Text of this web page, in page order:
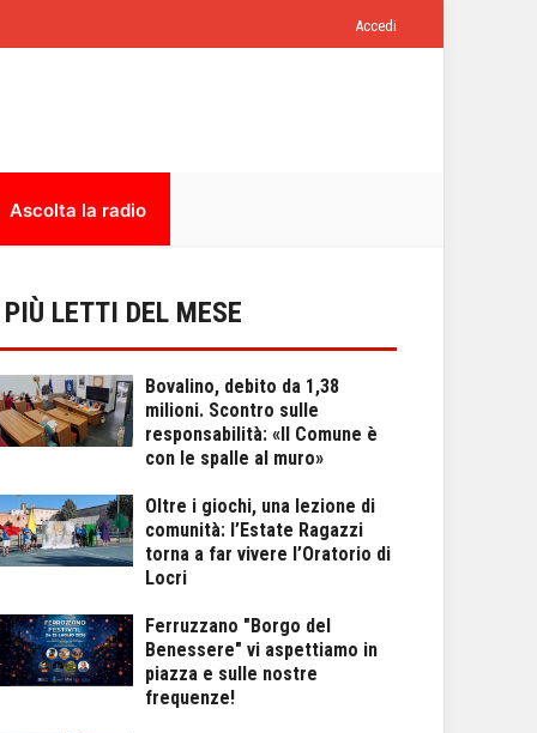
Accedi
Ascolta la radio
LETTI DEL MESE
Bovalino, debito da 1,38
milioni. Scontro sulle
responsabilità: «Il Comune è
con le spalle al muro»
Oltre i giochi, una lezione di
comunità: l’Estate Ragazzi
torna a far vivere l’Oratorio di
Locri
Ferruzzano "Borgo del
Benessere" vi aspettiamo in
piazza e sulle nostre
frequenze!